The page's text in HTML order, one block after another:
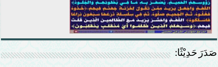
صَدَرَ حَدِيْثًا: